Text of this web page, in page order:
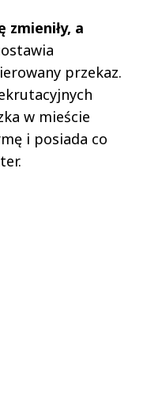
zmieniły, a
przekaz.
w mieście
i posiada co